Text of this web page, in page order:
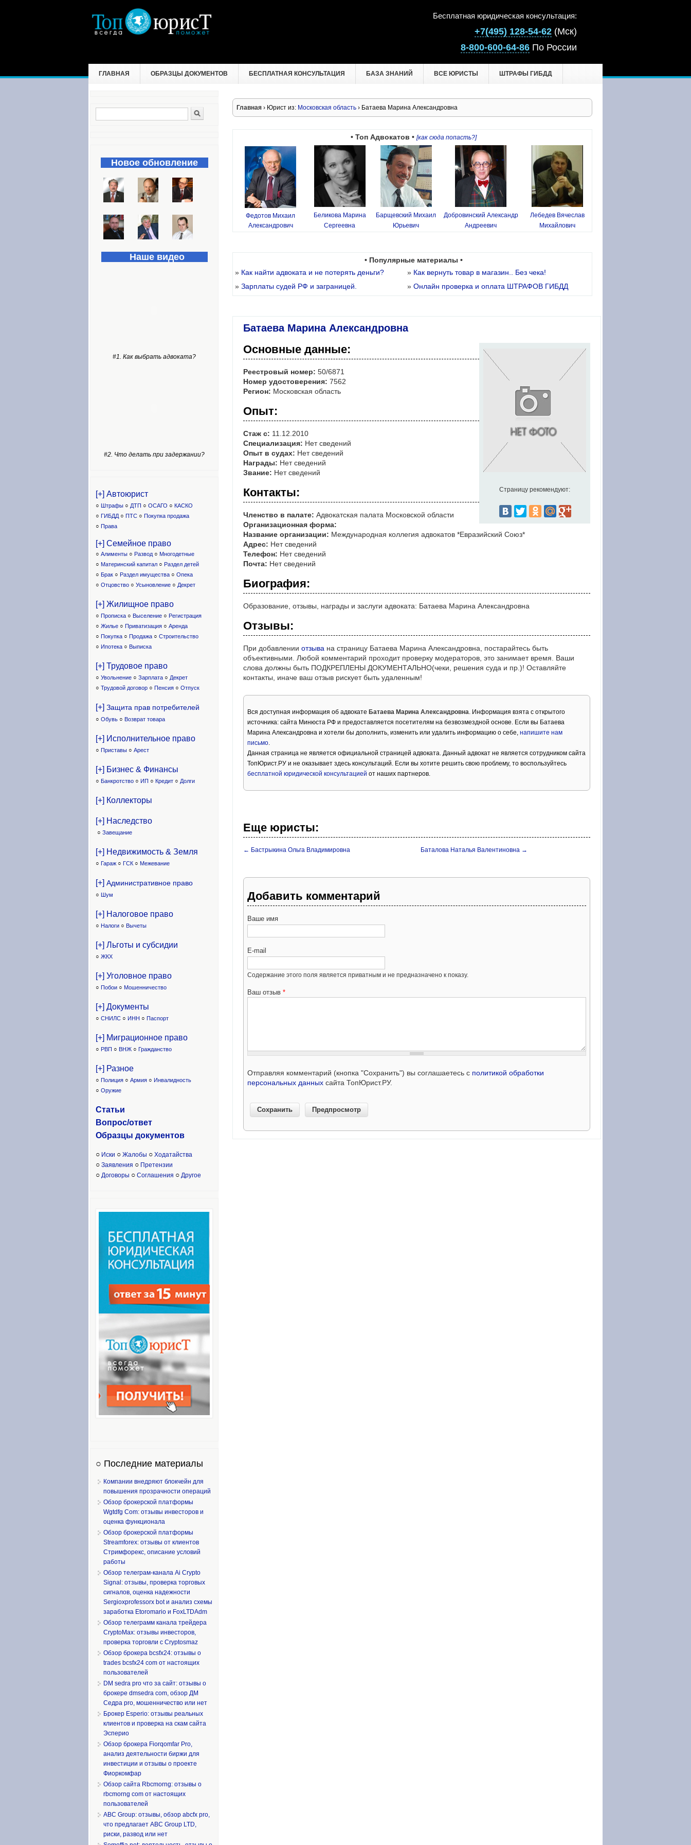
Бесплатная юридическая консультация:
+7(495) 128-54-62 (Мск)
8-800-600-64-86 По России
ГЛАВНАЯ ОБРАЗЦЫ ДОКУМЕНТОВ БЕСПЛАТНАЯ КОНСУЛЬТАЦИЯ БАЗА ЗНАНИЙ ВСЕ ЮРИСТЫ ШТРАФЫ ГИБДД
Главная › Юрист из: Московская область › Батаева Марина Александровна
• Топ Адвокатов • [как сюда попасть?]
Федотов Михаил
Александрович
Беликова Марина
Сергеевна
Барщевский Михаил
Юрьевич
Добровинский Александр
Андреевич
Лебедев Вячеслав
Михайлович
• Популярные материалы •
» Как найти адвоката и не потерять деньги? » Как вернуть товар в магазин.. Без чека!
» Зарплаты судей РФ и заграницей. » Онлайн проверка и оплата ШТРАФОВ ГИБДД
Батаева Марина Александровна
Страницу рекомендуют:
Основные данные:
Реестровый номер: 50/6871
Номер удостоверения: 7562
Регион: Московская область
Опыт:
Стаж с: 11.12.2010
Специализация: Нет сведений
Опыт в судах: Нет сведений
Награды: Нет сведений
Звание: Нет сведений
Контакты:
Членство в палате: Адвокатская палата Московской области
Организационная форма:
Название организации: Международная коллегия адвокатов *Евразийский Союз*
Адрес: Нет сведений
Телефон: Нет сведений
Почта: Нет сведений
Биография:
Образование, отзывы, награды и заслуги адвоката: Батаева Марина Александровна
Отзывы:
При добавлении отзыва на страницу Батаева Марина Александровна, постарайтесь быть
объективными. Любой комментарий проходит проверку модераторов, это занимает время. Ваши
слова должны быть ПОДКРЕПЛЕНЫ ДОКУМЕНТАЛЬНО(чеки, решения суда и пр.)! Оставляйте
контакты, иначе ваш отзыв рискует быть удаленным!
Вся доступная информация об адвокате Батаева Марина Александровна. Информация взята с открытого
источника: сайта Минюста РФ и предоставляется посетителям на безвозмездной основе. Если вы Батаева
Марина Александровна и хотели бы дополнить, изменить или удалить информацию о себе, напишите нам
письмо.
Данная страница не является официальной страницей адвоката. Данный адвокат не является сотрудником сайта
ТопЮрист.РУ и не оказывает здесь консультаций. Если вы хотите решить свою проблему, то воспользуйтесь
бесплатной юридической консультацией от наших партнеров.
Еще юристы:
← Бастрыкина Ольга Владимировна Баталова Наталья Валентиновна →
Добавить комментарий
Ваше имя
E-mail
Содержание этого поля является приватным и не предназначено к показу.
Ваш отзыв *
Отправляя комментарий (кнопка "Сохранить") вы соглашаетесь с политикой обработки
персональных данных сайта ТопЮрист.РУ.
Форма поиска
Новое обновление
Наше видео
#1. Как выбрать адвоката?
#2. Что делать при задержании?
[+] Автоюрист
○ Штрафы ○ ДТП ○ ОСАГО ○ КАСКО
○ ГИБДД ○ ПТС ○ Покупка продажа
○ Права
[+] Семейное право
○ Алименты ○ Развод ○ Многодетные
○ Материнский капитал ○ Раздел детей
○ Брак ○ Раздел имущества ○ Опека
○ Отцовство ○ Усыновление ○ Декрет
[+] Жилищное право
○ Прописка ○ Выселение ○ Регистрация
○ Жилье ○ Приватизация ○ Аренда
○ Покупка ○ Продажа ○ Строительство
○ Ипотека ○ Выписка
[+] Трудовое право
○ Увольнение ○ Зарплата ○ Декрет
○ Трудовой договор ○ Пенсия ○ Отпуск
[+] Защита прав потребителей
○ Обувь ○ Возврат товара
[+] Исполнительное право
○ Приставы ○ Арест
[+] Бизнес & Финансы
○ Банкротство ○ ИП ○ Кредит ○ Долги
[+] Коллекторы
[+] Наследство
○ Завещание
[+] Недвижимость & Земля
○ Гараж ○ ГСК ○ Межевание
[+] Административное право
○ Шум
[+] Налоговое право
○ Налоги ○ Вычеты
[+] Льготы и субсидии
○ ЖКХ
[+] Уголовное право
○ Побои ○ Мошенничество
[+] Документы
○ СНИЛС ○ ИНН ○ Паспорт
[+] Миграционное право
○ РВП ○ ВНЖ ○ Гражданство
[+] Разное
○ Полиция ○ Армия ○ Инвалидность
○ Оружие
Статьи
Вопрос/ответ
Образцы документов
○ Иски ○ Жалобы ○ Ходатайства
○ Заявления ○ Претензии
○ Договоры ○ Соглашения ○ Другое
○ Последние материалы
Компании внедряют блокчейн для
повышения прозрачности операций
Обзор брокерской платформы
Wgtdfg Com: отзывы инвесторов и
оценка функционала
Обзор брокерской платформы
Streamforex: отзывы от клиентов
Стримфорекс, описание условий
работы
Обзор телеграм-канала Ai Crypto
Signal: отзывы, проверка торговых
сигналов, оценка надежности
Sergioxprofessorx bot и анализ схемы
заработка Etoromario и FoxLTDAdm
Обзор телеграмм канала трейдера
CryptoMax: отзывы инвесторов,
проверка торговли с Cryptosmaz
Обзор брокера bcsfx24: отзывы о
trades bcsfx24 com от настоящих
пользователей
DM sedra pro что за сайт: отзывы о
брокере dmsedra com, обзор ДМ
Седра pro, мошенничество или нет
Брокер Esperio: отзывы реальных
клиентов и проверка на скам сайта
Эсперио
Обзор брокера Fiorqomfar Pro,
анализ деятельности биржи для
инвестиции и отзывы о проекте
Фиоркомфар
Обзор сайта Rbcmorng: отзывы о
rbcmorng com от настоящих
пользователей
ABC Group: отзывы, обзор abcfx pro,
что предлагает ABC Group LTD,
риски, развод или нет